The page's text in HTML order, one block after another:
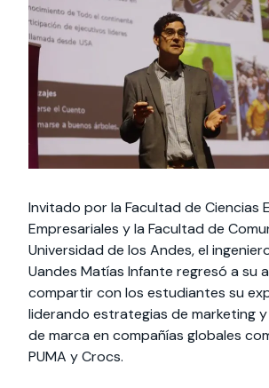
cursos
Especialidades y
Te puede
interesar:
International
students
interesar:
2025
vinculación con la
sociedad
Extensión Cultural
Te puede interesar:Filantropía y
intercambio
Servicios y apoyos
Te puede
interesar:
Explora el campus
Uandes
Invitado por la Facultad de Ciencias
Empresariales y la Facultad de
Universidad de los Andes, el
Uandes Matías Infante regresó a su
compartir con los estudiantes su
liderando estrategias de marketing
de marca en compañías globales
PUMA y Crocs.